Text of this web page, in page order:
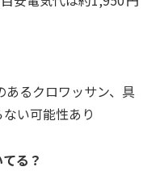
あるクロワッサン、具
い可能性あり
る？